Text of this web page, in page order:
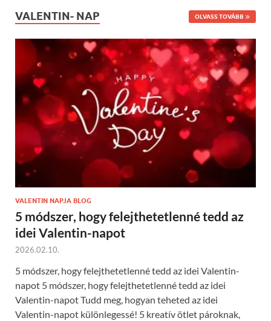
VALENTIN- NAP OLVASS TOVÁBB
VALENTIN NAPJA BLOG
5 módszer, hogy felejthetetlenné tedd az
idei Valentin-napot
2026.02.10.
5 módszer, hogy felejthetetlenné tedd az idei Valentin-
napot 5 módszer, hogy felejthetetlenné tedd az idei
Valentin-napot Tudd meg, hogyan teheted az idei
Valentin-napot különlegessé! 5 kreatív ötlet pároknak,